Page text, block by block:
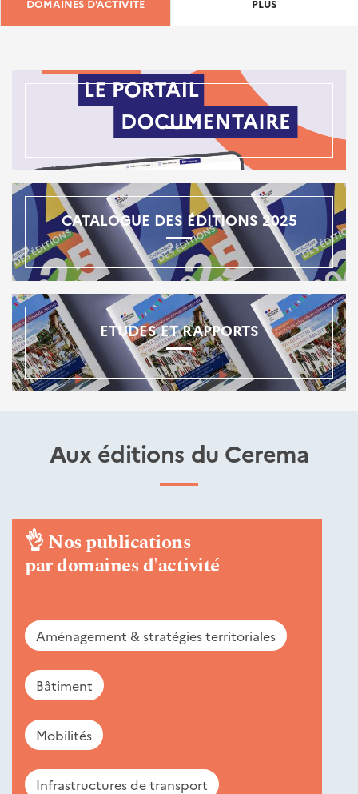
DOMAINES D'ACTIVITÉ PLUS
CATALOGUE DES ÉDITIONS 2025
ETUDES ET RAPPORTS
Aux éditions du Cerema
👌Nos publications
par domaines d'activité
Aménagement & stratégies territoriales
Bâtiment
Mobilités
Infrastructures de transport